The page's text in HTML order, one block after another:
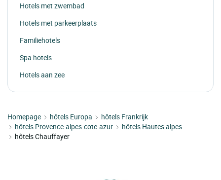
Hotels met zwembad
Hotels met parkeerplaats
Familiehotels
Spa hotels
Hotels aan zee
Homepage hôtels Europa
hôtels Frankrijk
hôtels Provence-alpes-cote-azur
hôtels Hautes alpes
hôtels Chauffayer